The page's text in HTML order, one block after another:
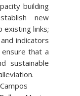
building
new
existing links;
indicators
that a
sustainable